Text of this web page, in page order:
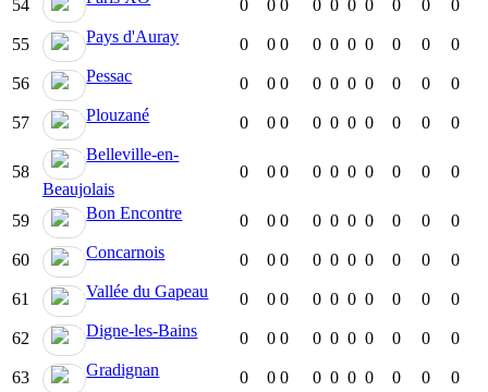
54 0 0 0 0 0 0 0 0 0 0
55 Pays d'Auray 0 0 0 0 0 0 0 0 0 0
56 Pessac 0 0 0 0 0 0 0 0 0 0
57 Plouzané 0 0 0 0 0 0 0 0 0 0
58
Belleville-en-
Beaujolais
0 0 0 0 0 0 0 0 0 0
59 Bon Encontre 0 0 0 0 0 0 0 0 0 0
60 Concarnois 0 0 0 0 0 0 0 0 0 0
61 Vallée du Gapeau 0 0 0 0 0 0 0 0 0 0
62 Digne-les-Bains 0 0 0 0 0 0 0 0 0 0
63 Gradignan 0 0 0 0 0 0 0 0 0 0